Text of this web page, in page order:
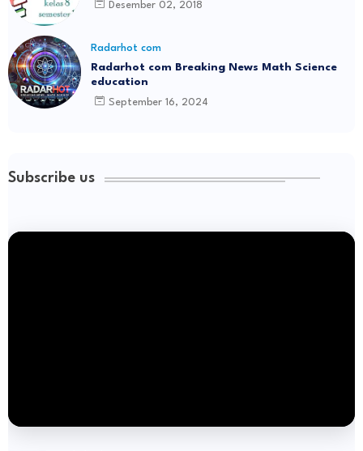
Desember 02, 2018
Radarhot com
Radarhot com Breaking News Math Science
education
September 16, 2024
Subscribe us